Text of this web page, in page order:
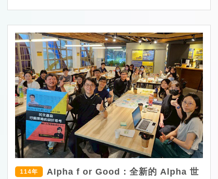
114年
AIpha f or Good：全新的 Alpha 世